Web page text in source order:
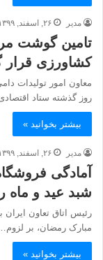
مدیر ۲۶, اسفند, ۱۳۹۹
تامین گوشت
کشاورزی
معاون امور تولیدات
روز گذشته ستاد
بیشتر بخوانید »
مدیر ۲۶, اسفند, ۱۳۹۹
آمادگی
شبد عید و ماه
رئیس اتاق تعاون ایران
مبارک رمضان، بر
بیشتر بخوانید »